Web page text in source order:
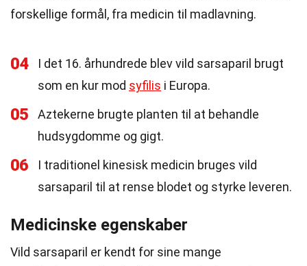
forskellige formål, fra medicin til madlavning.
04
I det 16. århundrede blev vild sarsaparil brugt
som en kur mod syfilis i Europa.
05
Aztekerne brugte planten til at behandle
hudsygdomme og gigt.
06
I traditionel kinesisk medicin bruges vild
sarsaparil til at rense blodet og styrke leveren.
Medicinske egenskaber
Vild sarsaparil er kendt for sine mange